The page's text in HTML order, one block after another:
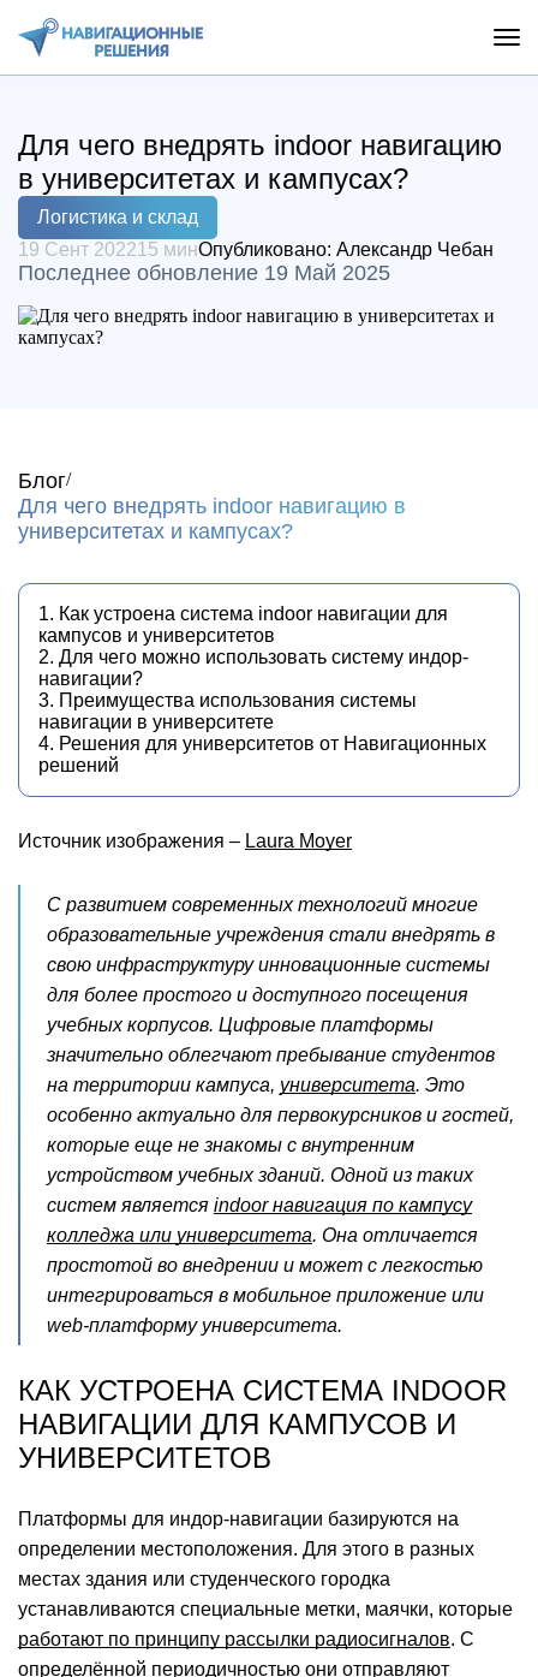
Логистика и склад
19 Сент 202215 минОпубликовано: Александр Чебан
Последнее обновление 19 Май 2025
Для чего внедрять indoor навигацию
в университетах и кампусах?
Блог
Для чего внедрять indoor навигацию в
университетах и кампусах?
1. Как устроена система indoor навигации для
кампусов и университетов
2. Для чего можно использовать систему индор-
навигации?
3. Преимущества использования системы
навигации в университете
4. Решения для университетов от Навигационных
решений
Источник изображения – Laura Moyer
С развитием современных технологий многие
образовательные учреждения стали внедрять в
свою инфраструктуру инновационные системы
для более простого и доступного посещения
учебных корпусов. Цифровые платформы
значительно облегчают пребывание студентов
на территории кампуса, университета. Это
особенно актуально для первокурсников и гостей,
которые еще не знакомы с внутренним
устройством учебных зданий. Одной из таких
систем является indoor навигация по кампусу
колледжа или университета. Она отличается
простотой во внедрении и может с легкостью
интегрироваться в мобильное приложение или
web-платформу университета.
КАК УСТРОЕНА СИСТЕМА INDOOR
НАВИГАЦИИ ДЛЯ КАМПУСОВ И
УНИВЕРСИТЕТОВ
Платформы для индор-навигации базируются на
определении местоположения. Для этого в разных
местах здания или студенческого городка
устанавливаются специальные метки, маячки, которые
работают по принципу рассылки радиосигналов. С
определённой периодичностью они отправляют